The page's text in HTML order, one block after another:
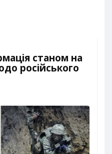
станом на
російського